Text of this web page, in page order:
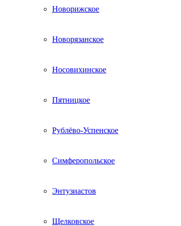
Новорижское
Новорязанское
Носовихинское
Пятницкое
Рублёво-Успенское
Симферопольское
Энтузиастов
Щелковское